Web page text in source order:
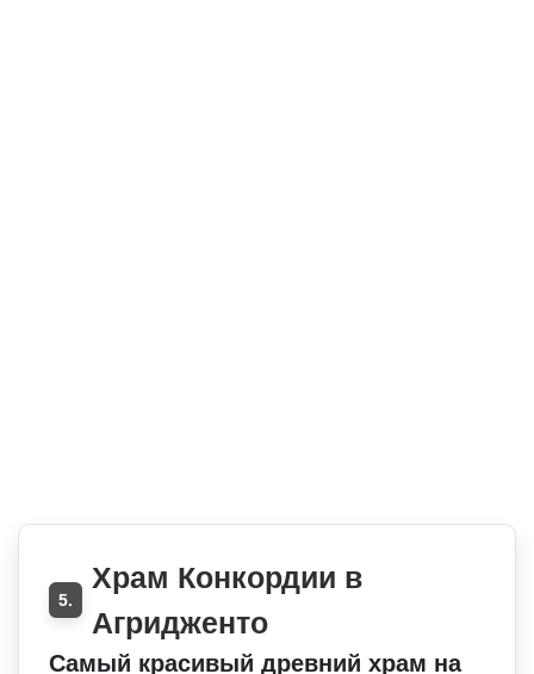
5.
Храм Конкордии в
Агридженто
Самый красивый древний храм на